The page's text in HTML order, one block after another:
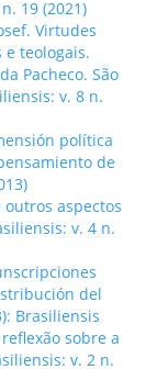
19 (2021)
Virtudes
teologais.
Pacheco. São
v. 8 n.
política
de
outros aspectos
v. 4 n.
del
Brasiliensis
sobre a
v. 2 n.